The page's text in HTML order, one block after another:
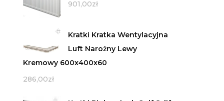
901,00zł
Kratki Kratka Wentylacyjna
Luft Narożny Lewy
Kremowy 600x400x60
286,00zł